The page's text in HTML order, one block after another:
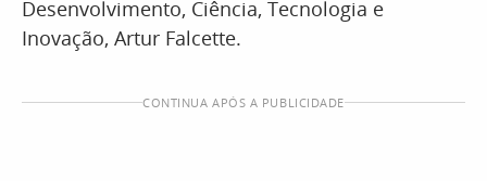
Desenvolvimento, Ciência, Tecnologia e
Inovação, Artur Falcette.
CONTINUA APÓS A PUBLICIDADE